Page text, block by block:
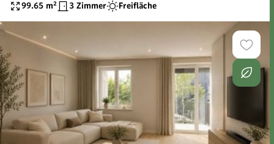
99.65 m² 3 Zimmer Freifläche